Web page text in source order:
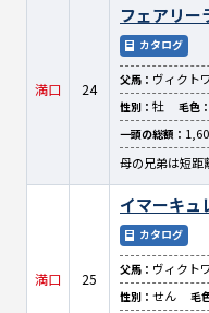
満口 24
フェアリー
カタログ
父馬： ヴィクト
性別： 牡 毛色：
一頭の総額：
母の兄弟は短距
満口 25
イマーキュ
カタログ
父馬： ヴィクト
性別： せん 毛